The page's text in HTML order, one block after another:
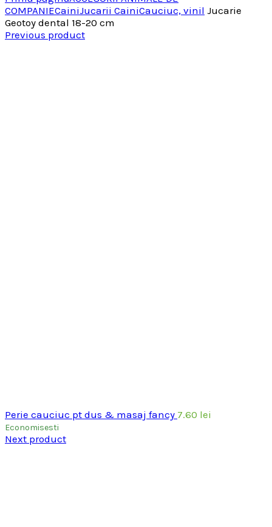
COMPANIECainiJucarii CainiCauciuc, vinil Jucarie
Geotoy dental 18-20 cm
Previous product
Perie cauciuc pt dus & masaj fancy 7.60 lei
Economisesti
Next product